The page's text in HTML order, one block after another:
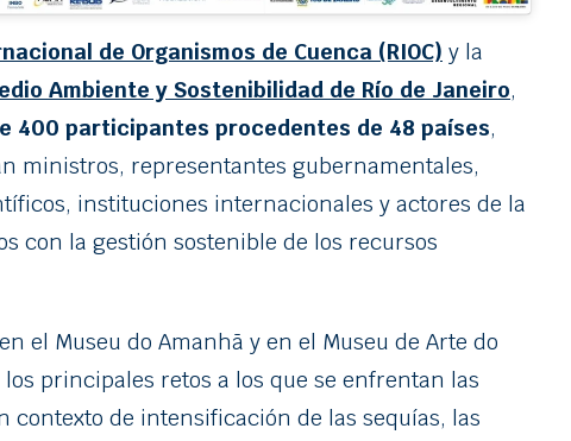
de Organismos de Cuenca (RIOC) y la
Ambiente y Sostenibilidad de Río de Janeiro,
400 participantes procedentes de 48 países,
ministros, representantes gubernamentales,
instituciones internacionales y actores de la
con la gestión sostenible de los recursos
el Museu do Amanhã y en el Museu de Arte do
los principales retos a los que se enfrentan las
contexto de intensificación de las sequías, las